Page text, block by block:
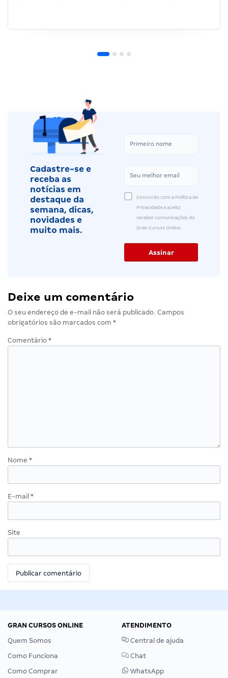
Cadastre-se e
receba as
notícias em
destaque da
semana, dicas,
novidades e
muito mais.
Concordo com a Política de
Privacidade e aceito
receber comunicações do
Gran Cursos Online.
Deixe um comentário
O seu endereço de e-mail não será publicado. Campos
obrigatórios são marcados com *
Comentário *
Nome *
E-mail *
Site
GRAN CURSOS ONLINE
Quem Somos
Como Funciona
Como Comprar
ATENDIMENTO
Central de ajuda
Chat
WhatsApp